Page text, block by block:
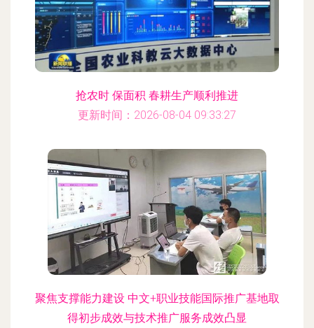
抢农时 保面积 春耕生产顺利推进
更新时间：2026-08-04 09:33:27
聚焦支撑能力建设 中文+职业技能国际推广基地取
得初步成效与技术推广服务成效凸显